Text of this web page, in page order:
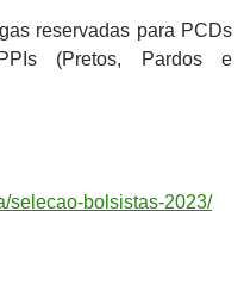
reservadas para PCDs
(Pretos, Pardos e
selecao-bolsistas-2023/